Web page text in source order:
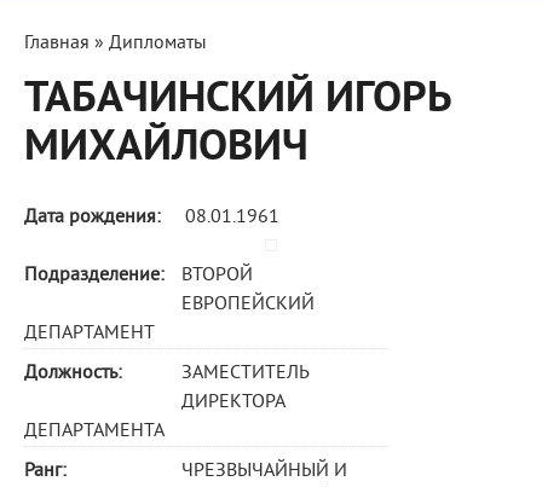
Вы
здесь
Главная » Дипломаты
ТАБАЧИНСКИЙ ИГОРЬ
МИХАЙЛОВИЧ
Дата рождения: 08.01.1961
Подразделение:
ВТОРОЙ
ЕВРОПЕЙСКИЙ
ДЕПАРТАМЕНТ
Должность:
ЗАМЕСТИТЕЛЬ
ДИРЕКТОРА
ДЕПАРТАМЕНТА
Ранг:
ЧРЕЗВЫЧАЙНЫЙ И